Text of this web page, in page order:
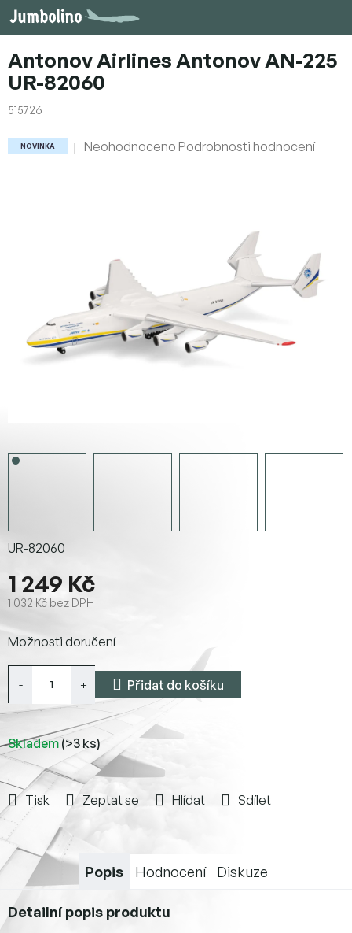
Přejít
na
Antonov Airlines Antonov AN-225
UR-82060
515726
NOVINKA
Průměrné
hvězdiček.
Neohodnoceno Podrobnosti hodnocení
1 249 Kč
1 032 Kč bez DPH
Měrná
cena:
Skladem(>3 ks)
Možnosti doručení
Přidat do košíku
UR-82060
Tisk Zeptat se Hlídat Sdílet
Popis Hodnocení Diskuze
Detailní popis produktu